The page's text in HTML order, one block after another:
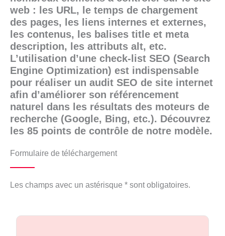
web : les URL, le temps de chargement
des pages, les liens internes et externes,
les contenus, les balises title et meta
description, les attributs alt, etc.
L’utilisation d’une check-list SEO (Search
Engine Optimization) est indispensable
pour réaliser un audit SEO de site internet
afin d’améliorer son référencement
naturel dans les résultats des moteurs de
recherche (Google, Bing, etc.). Découvrez
les 85 points de contrôle de notre modèle.
Formulaire de téléchargement
Les champs avec un astérisque * sont obligatoires.